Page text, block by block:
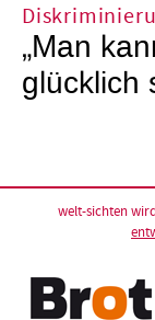
„Man
glücklich
welt-sichten